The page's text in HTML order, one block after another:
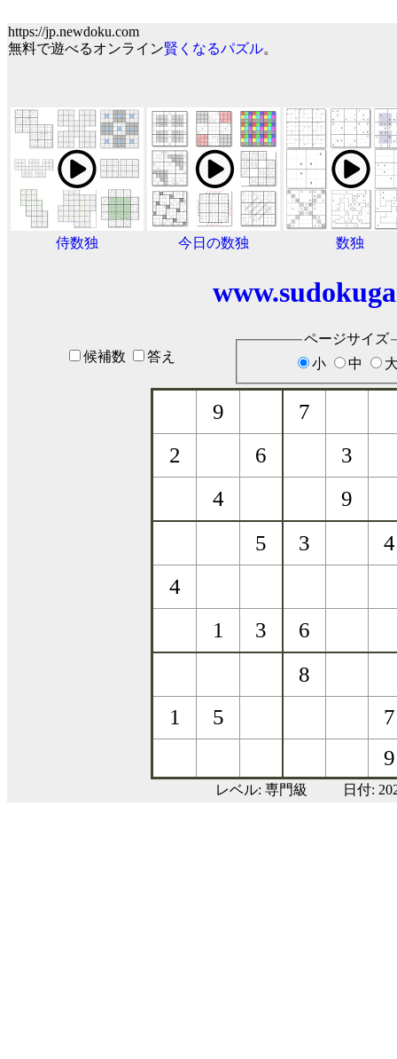
https://jp.newdoku.com
無料で遊べるオンライン賢くなるパズル。
侍数独 今日の数独 数独
候補数 答え
ページサイズ
小
中
レベル: 専門級 日付: